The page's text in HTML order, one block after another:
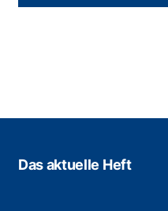
Das aktuelle Heft